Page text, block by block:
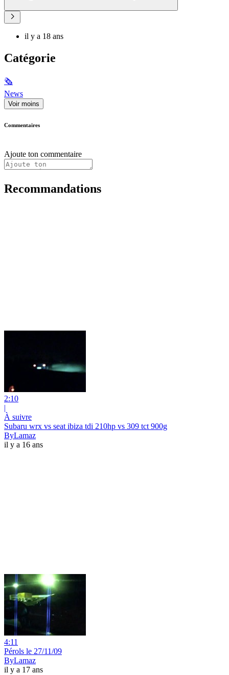
il y a 18 ans
Catégorie
🗞
News
Voir moins
Commentaires
Ajoute ton commentaire
Recommandations
2:10
|
À suivre
Subaru wrx vs seat ibiza tdi 210hp vs 309 tct 900g
ByLamaz
il y a 16 ans
4:11
Pérols le 27/11/09
ByLamaz
il y a 17 ans